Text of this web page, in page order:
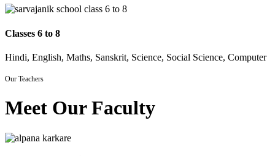
Classes 6 to 8
Hindi, English, Maths, Sanskrit, Science, Social Science, Computer
Our Teachers
Meet Our Faculty